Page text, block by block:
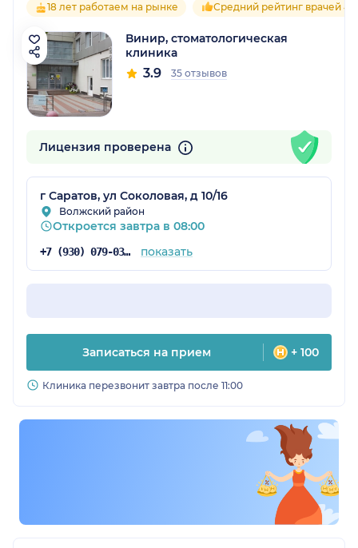
18 лет работаем на рынке Средний рейтинг врачей 4.8
Винир, стоматологическая
клиника
3.9 35 отзывов
Лицензия проверена
г Саратов, ул Соколовая, д 10/16
Волжский район
Откроется завтра в 08:00
+7 (930) 079-03-04 показать
Записаться на прием + 100
Клиника перезвонит завтра после 11:00